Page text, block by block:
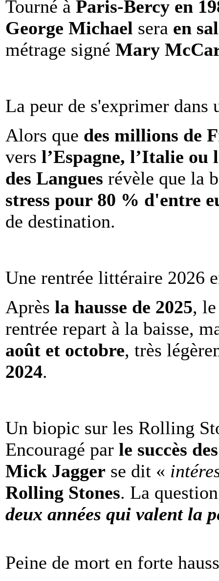
Tourné à Paris-Bercy en
George Michael sera en
métrage signé Mary
La peur de s'exprimer dans
Alors que des millions de
vers l’Espagne, l’Italie ou
des Langues révèle que la
stress pour 80 % d'entre
de destination.
Une rentrée littéraire 2026
Après la hausse de 2025,
rentrée repart à la baisse,
août et octobre, très
2024.
Un biopic sur les Rolling
Encouragé par le succès
Mick Jagger se dit «
Rolling Stones. La
deux années qui valent la
Peine de mort en forte